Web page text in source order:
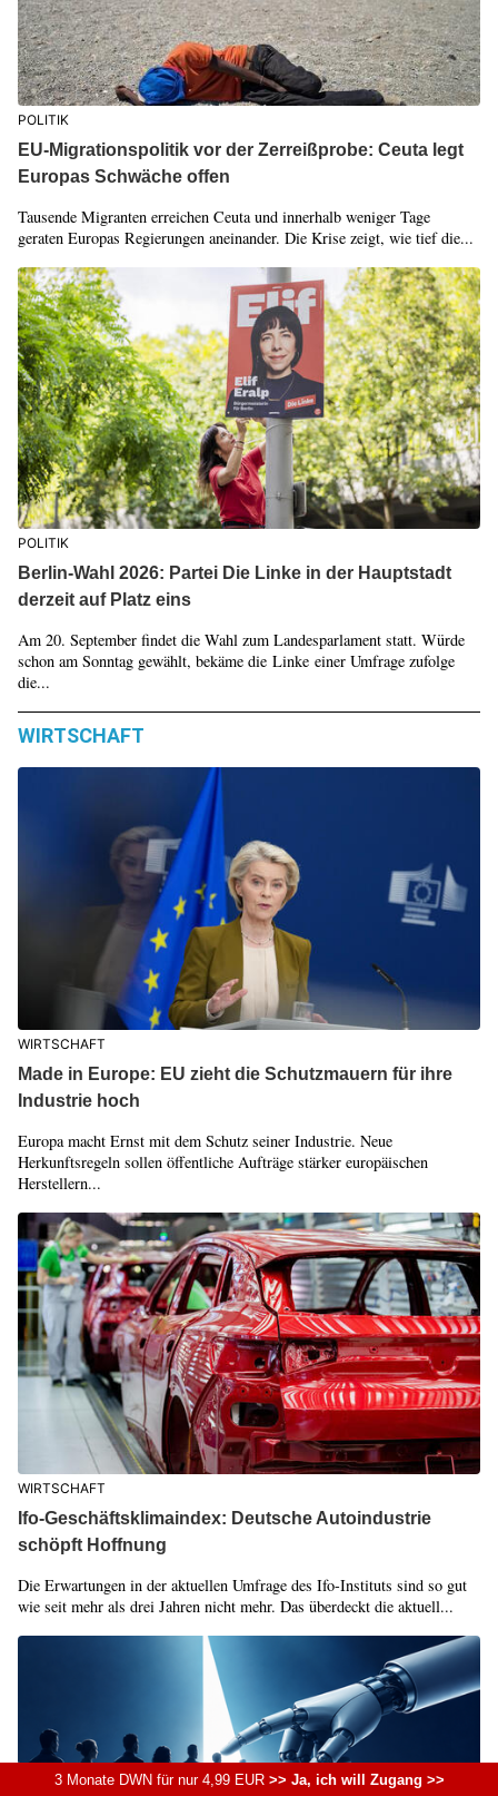
POLITIK
EU-Migrationspolitik vor der Zerreißprobe: Ceuta legt
Europas Schwäche offen
Tausende Migranten erreichen Ceuta und innerhalb weniger Tage
geraten Europas Regierungen aneinander. Die Krise zeigt, wie tief die...
POLITIK
Berlin-Wahl 2026: Partei Die Linke in der Hauptstadt
derzeit auf Platz eins
Am 20. September findet die Wahl zum Landesparlament statt. Würde
schon am Sonntag gewählt, bekäme die Linke einer Umfrage zufolge
die...
WIRTSCHAFT
WIRTSCHAFT
Made in Europe: EU zieht die Schutzmauern für ihre
Industrie hoch
Europa macht Ernst mit dem Schutz seiner Industrie. Neue
Herkunftsregeln sollen öffentliche Aufträge stärker europäischen
Herstellern...
WIRTSCHAFT
Ifo-Geschäftsklimaindex: Deutsche Autoindustrie
schöpft Hoffnung
Die Erwartungen in der aktuellen Umfrage des Ifo-Instituts sind so gut
wie seit mehr als drei Jahren nicht mehr. Das überdeckt die aktuell...
3 Monate DWN für nur 4,99 EUR>> Ja, ich will Zugang >>